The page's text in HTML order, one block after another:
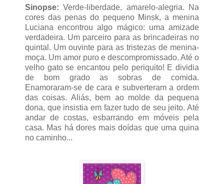
Sinopse:Verde-liberdade, amarelo-alegria. Na
cores das penas do pequeno Minsk, a menina
Luciana encontrou algo mágico: uma amizade
verdadeira. Um parceiro para as brincadeiras no
quintal. Um ouvinte para as tristezas de menina-
moça. Um amor puro e descompromissado. Até o
velho gato se encantou pelo periquito! E dividia
de bom grado as sobras de comida.
Enamoraram-se de cara e subverteram a ordem
das coisas. Aliás, bem ao molde da pequena
dona, que insistia em fazer tudo de seu jeito. Até
andar de costas, esbarrando em móveis pela
casa. Mas há dores mais doídas que uma quina
no caminho...